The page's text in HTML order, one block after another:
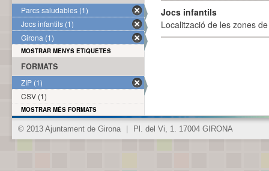
Jocs infantils
Localització de les zones
Parcs saludables (1)
Jocs infantils (1)
Girona (1)
MOSTRAR MENYS ETIQUETES
FORMATS
ZIP (1)
CSV (1)
MOSTRAR MÉS FORMATS
© 2013 Ajuntament de Girona Pl. del Vi, 1. 17004 GIRONA